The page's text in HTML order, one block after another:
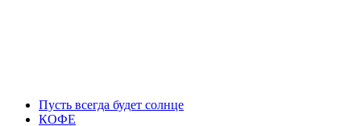
Пусть всегда будет солнце
КОФЕ